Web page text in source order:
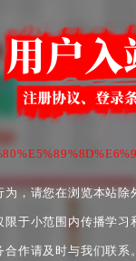
，请您在浏览本站
于小范围内传播学
作请及时与我们联系。